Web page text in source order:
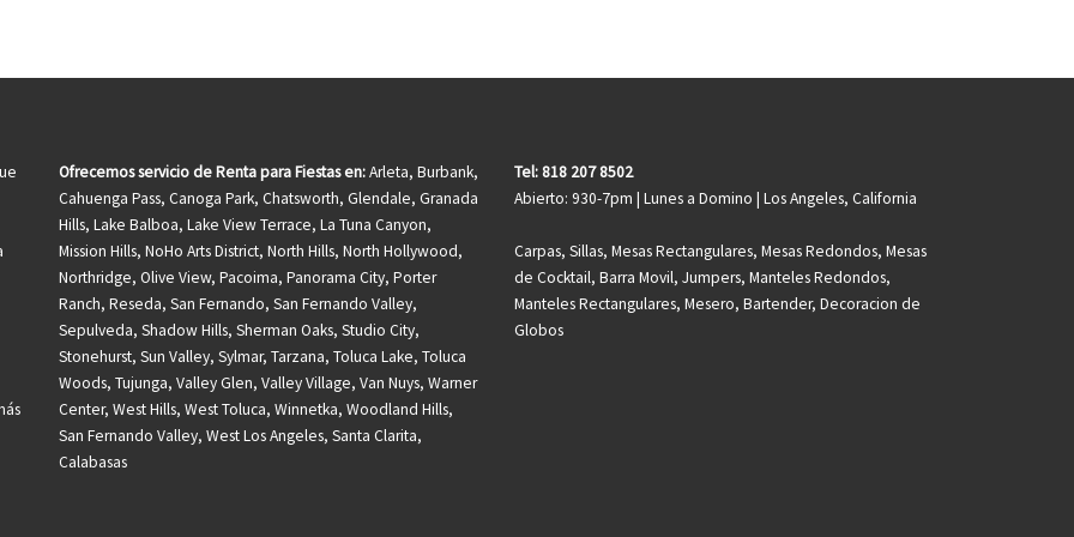
Ofrecemos servicio de Renta para Fiestas en:Arleta, Burbank,
Cahuenga Pass, Canoga Park, Chatsworth, Glendale, Granada
Hills, Lake Balboa, Lake View Terrace, La Tuna Canyon,
Mission Hills, NoHo Arts District, North Hills, North Hollywood,
Northridge, Olive View, Pacoima, Panorama City, Porter
Ranch, Reseda, San Fernando, San Fernando Valley,
Sepulveda, Shadow Hills, Sherman Oaks, Studio City,
Stonehurst, Sun Valley, Sylmar, Tarzana, Toluca Lake, Toluca
Woods, Tujunga, Valley Glen, Valley Village, Van Nuys, Warner
Center, West Hills, West Toluca, Winnetka, Woodland Hills,
San Fernando Valley, West Los Angeles, Santa Clarita,
Calabasas
Tel: 818 207 8502
Abierto: 930-7pm | Lunes a Domino | Los Angeles, California
Carpas, Sillas, Mesas Rectangulares, Mesas Redondos, Mesas
de Cocktail, Barra Movil, Jumpers, Manteles Redondos,
Manteles Rectangulares, Mesero, Bartender, Decoracion de
Globos